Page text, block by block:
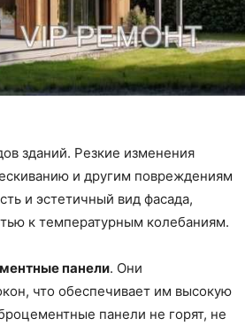
зданий. Резкие изменения
и другим повреждениям
и эстетичный вид фасада,
к температурным колебаниям.
панели. Они
что обеспечивает им высокую
панели не горят, не